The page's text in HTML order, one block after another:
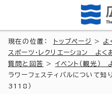
現在の位置： トップページ > よ
スポーツ・レクリエーション よく
質問と回答
> イベント（観光）
ラワーフェスティバルについて
3118）